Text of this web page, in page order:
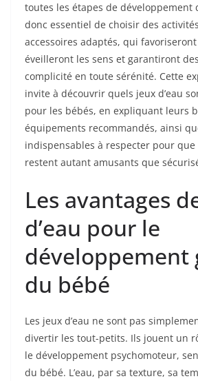
toutes les étapes de développement
donc essentiel de choisir des
accessoires adaptés, qui
éveilleront les sens et garantiront
complicité en toute sérénité. Cette
invite à découvrir quels jeux d’eau
pour les bébés, en expliquant leurs
équipements recommandés, ainsi
indispensables à respecter pour que
restent autant amusants que
Les avantages
d’eau pour le
développement
du bébé
Les jeux d’eau ne sont pas
divertir les tout-petits. Ils jouent un
le développement psychomoteur,
du bébé. L’eau, par sa texture, sa